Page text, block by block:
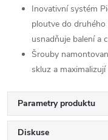
Inovativní systém
ploutve do
usnadňuje balení a
Šrouby
skluz a
Parametry produktu
Diskuse